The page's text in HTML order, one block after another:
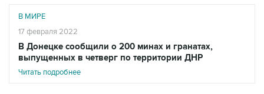
В МИРЕ
17 февраля 2022
В Донецке сообщили о 200 минах и гранатах,
выпущенных в четверг по территории ДНР
Читать подробнее